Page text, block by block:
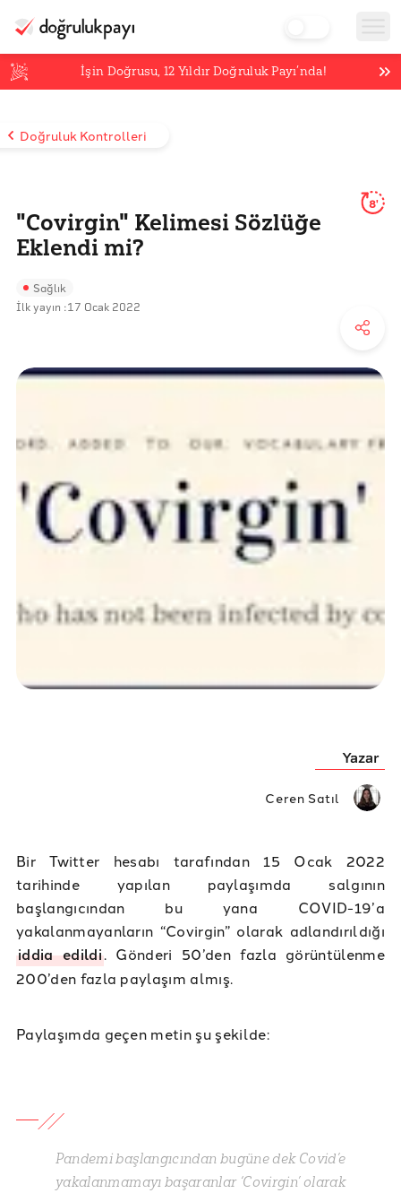
İşin Doğrusu,12 Yıldır Doğruluk Payı’nda!
Doğruluk Kontrolleri
"Covirgin" Kelimesi Sözlüğe
Eklendi mi?
8'
Sağlık
İlk yayın :17 Ocak 2022
Yazar
Ceren Satıl
Bir Twitter hesabı tarafından 15 Ocak 2022
tarihinde yapılan paylaşımda salgının
başlangıcından bu yana COVID-19’a
yakalanmayanların “Covirgin” olarak adlandırıldığı
iddia edildi. Gönderi 50’den fazla görüntülenme
200’den fazla paylaşım almış.
Paylaşımda geçen metin şu şekilde:
Pandemi başlangıcından bugüne dek Covid’e
yakalanmamayı başaranlar ‘Covirgin’ olarak